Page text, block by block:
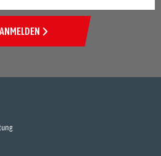
ANMELDEN